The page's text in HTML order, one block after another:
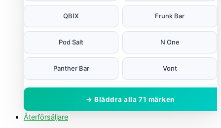
QBIX Frunk Bar
Pod Salt N One
Panther Bar Vont
→ Bläddra alla 71 märken
Återförsäljare